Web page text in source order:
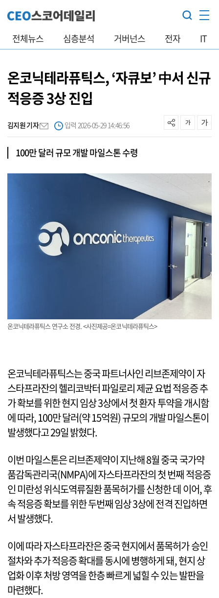
전체뉴스 심층분석 거버넌스 전자 IT
온코닉테라퓨틱스, ‘자큐보’ 中서 신규
적응증 3상 진입
김지원 기자 입력 2026-05-29 14:46:56
100만 달러 규모 개발 마일스톤 수령
온코닉테라퓨틱스 연구소 전경. <사진제공=온코닉테라퓨틱스>
온코닉테라퓨틱스는 중국 파트너사인 리브존제약이 자
스타프라잔의 헬리코박터 파일로리 제균 요법 적응증 추
가 확보를 위한 현지 임상 3상에서 첫 환자 투약을 개시함
에 따라, 100만 달러(약 15억원) 규모의 개발 마일스톤이
발생했다고 29일 밝혔다.
이번 마일스톤은 리브존제약이 지난해 8월 중국 국가약
품감독관리국(NMPA)에 자스타프라잔의 첫 번째 적응증
인 미란성 위식도역류질환 품목허가를 신청한 데 이어, 후
속 적응증 확보를 위한 두번째 임상 3상에 전격 진입하면
서 발생했다.
이에 따라 자스타프라잔은 중국 현지에서 품목허가 승인
절차와 추가 적응증 확대를 동시에 병행하게 돼, 현지 상
업화 이후 처방 영역을 한층 빠르게 넓힐 수 있는 발판을
마련했다.